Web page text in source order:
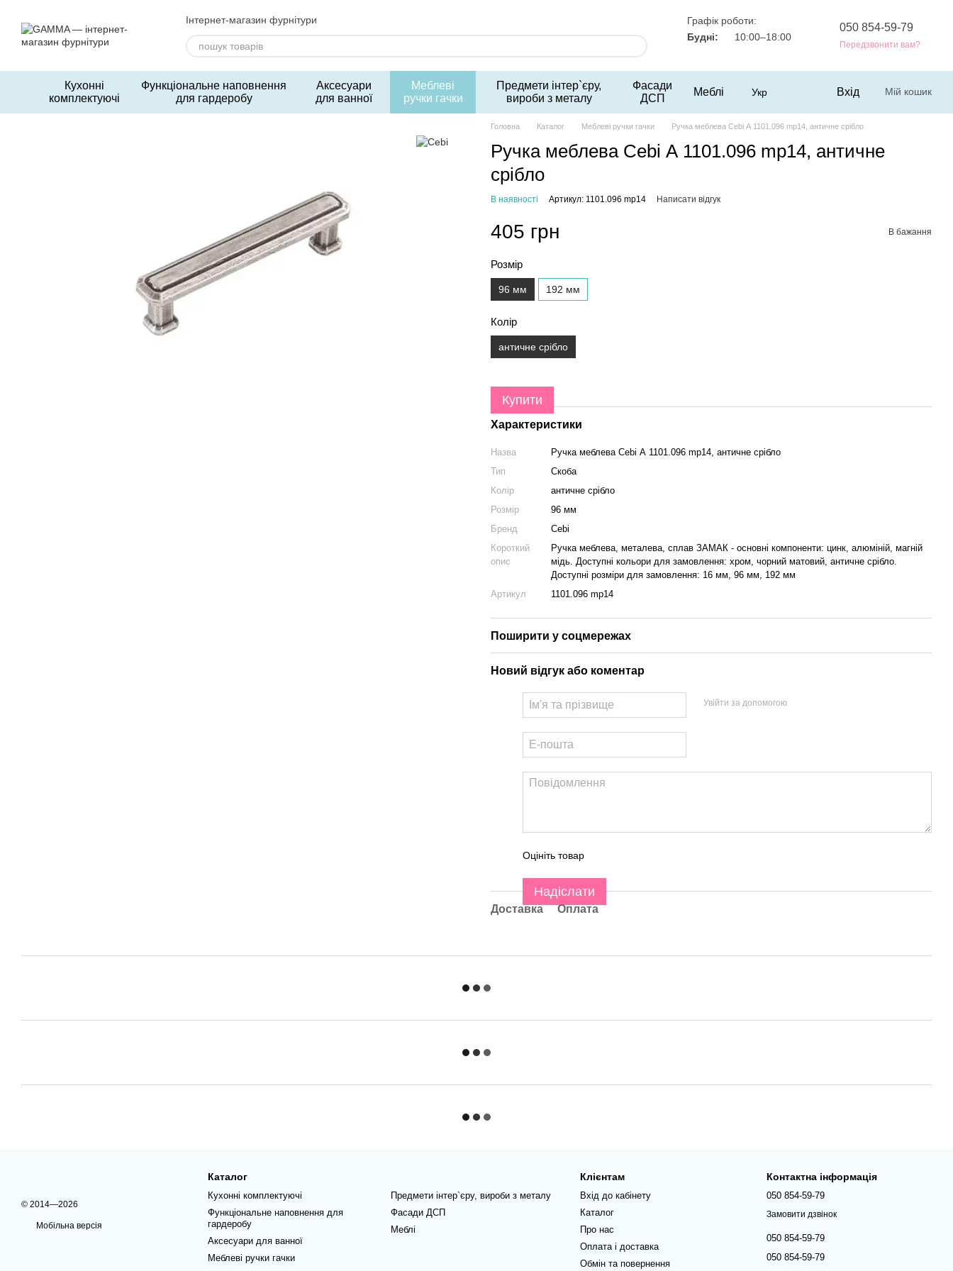
Інтернет-магазин фурнітури
Графік роботи:
Будні:
10:00–18:00
050 854-59-79
Передзвонити вам?
Кухонні
комплектуючі
Функціональне наповнення
для гардеробу
Аксесуари
для ванної
Меблеві
ручки гачки
Предмети інтер`єру,
вироби з металу
Фасади
ДСП
Меблі Укр Вхід Мій кошик
Головна Каталог Меблеві ручки гачки Ручка меблева Cebi А 1101.096 mp14, античне срібло
Ручка меблева Cebi А 1101.096 mp14, античне
срібло
В наявності Артикул: 1101.096 mp14 Написати відгук
405 грн В бажання
Розмір
96 мм 192 мм
Колір
античне срібло
Купити
Характеристики
Назва
Ручка меблева Cebi А 1101.096 mp14, античне срібло
Тип
Скоба
Колір
античне срібло
Розмір
96 мм
Бренд
Cebi
Короткий
опис
Ручка меблева, металева, сплав ЗАМАК - основні компоненти: цинк, алюміній, магній
мідь. Доступні кольори для замовлення: хром, чорний матовий, античне срібло.
Доступні розміри для замовлення: 16 мм, 96 мм, 192 мм
Артикул
1101.096 mp14
Поширити у соцмережах
Новий відгук або коментар
Увійти за допомогою
Оцініть товар
Надіслати
Доставка Оплата
© 2014—2026
Мобільна версія
Каталог
Кухонні комплектуючі
Функціональне наповнення для
гардеробу
Аксесуари для ванної
Меблеві ручки гачки
Предмети інтер`єру, вироби з металу
Фасади ДСП
Меблі
Клієнтам
Вхід до кабінету
Каталог
Про нас
Оплата і доставка
Обмін та повернення
Контактна інформація
050 854-59-79
Замовити дзвінок
050 854-59-79
050 854-59-79